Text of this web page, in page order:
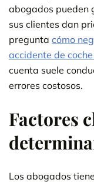
abogados pueden
sus clientes dan
pregunta cómo
accidente de
cuenta suele
errores costosos.
Factores
Los abogados